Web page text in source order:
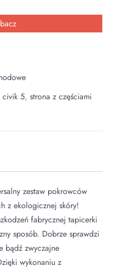
civik 5, strona z częściami
zestaw pokrowców
z ekologicznej skóry!
fabrycznej tapicerki
sposób. Dobrze sprawdzi
bądź zwyczajne
wykonaniu z